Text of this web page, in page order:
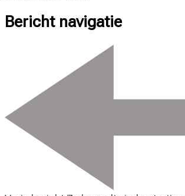
Bericht navigatie